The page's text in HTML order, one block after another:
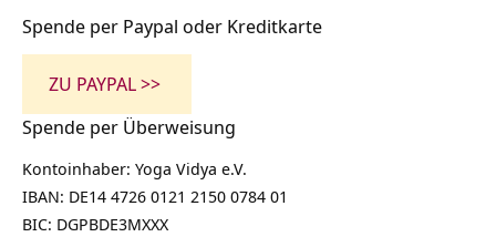
Spende per Paypal oder Kreditkarte
ZU PAYPAL >>
Spende per Überweisung
Kontoinhaber: Yoga Vidya e.V.
IBAN: DE14 4726 0121 2150 0784 01
BIC: DGPBDE3MXXX